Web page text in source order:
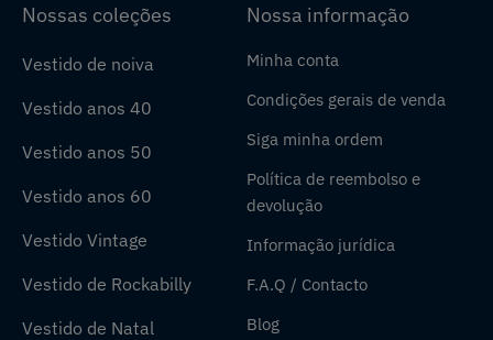
Nossas coleções
Vestido de noiva
Vestido anos 40
Vestido anos 50
Vestido anos 60
Vestido Vintage
Vestido de Rockabilly
Vestido de Natal
Nossa informação
Minha conta
Condições gerais de venda
Siga minha ordem
Política de reembolso e
devolução
Informação jurídica
F.A.Q / Contacto
Blog